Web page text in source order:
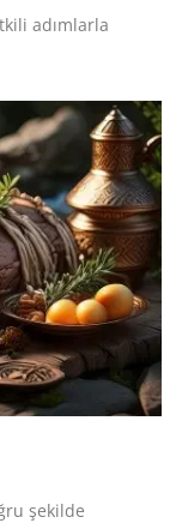
adımlarla
şekilde